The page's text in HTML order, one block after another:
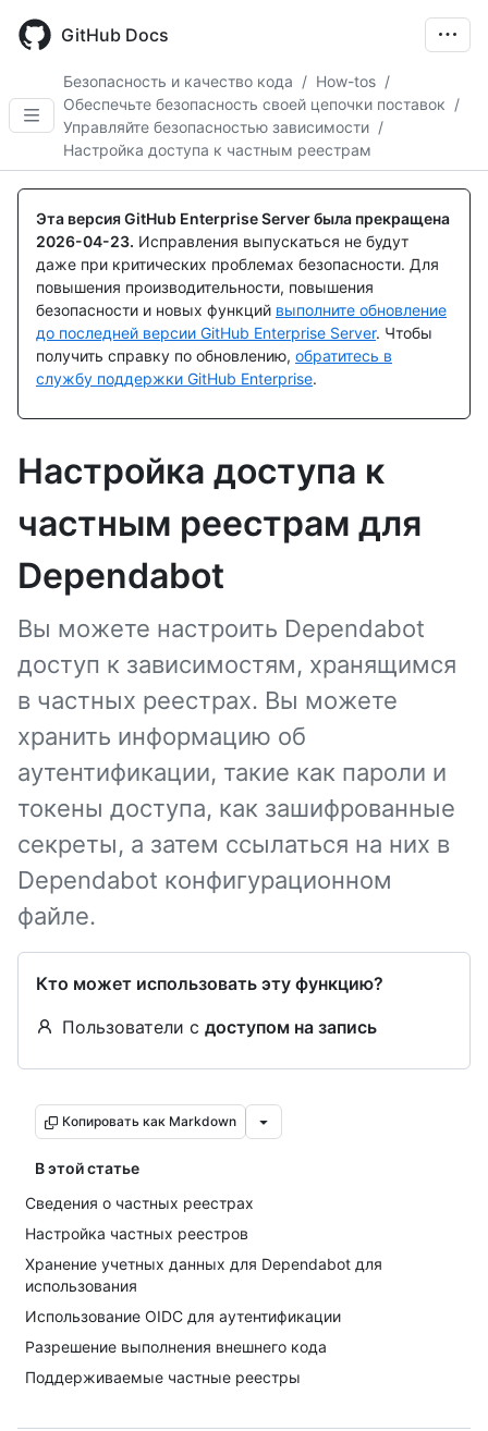
main
GitHub Docs
Безопасность и качество кода / How-tos /
Обеспечьте безопасность своей цепочки поставок /
Управляйте безопасностью зависимости /
Настройка доступа к частным реестрам
Эта версия GitHub Enterprise Server была прекращена
2026-04-23. Исправления выпускаться не будут
даже при критических проблемах безопасности. Для
повышения производительности, повышения
безопасности и новых функций выполните обновление
до последней версии GitHub Enterprise Server. Чтобы
получить справку по обновлению, обратитесь в
службу поддержки GitHub Enterprise.
Настройка доступа к
частным реестрам для
Dependabot
Вы можете настроить Dependabot
доступ к зависимостям, хранящимся
в частных реестрах. Вы можете
хранить информацию об
аутентификации, такие как пароли и
токены доступа, как зашифрованные
секреты, а затем ссылаться на них в
Dependabot конфигурационном
файле.
Кто может использовать эту функцию?
Пользователи с доступом на запись
Копировать как Markdown
В этой статье
Сведения о частных реестрах
Настройка частных реестров
Хранение учетных данных для Dependabot для
использования
Использование OIDC для аутентификации
Разрешение выполнения внешнего кода
Поддерживаемые частные реестры